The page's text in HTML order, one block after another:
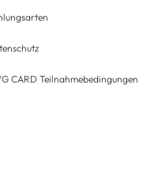
CARD Teilnahmebedingungen